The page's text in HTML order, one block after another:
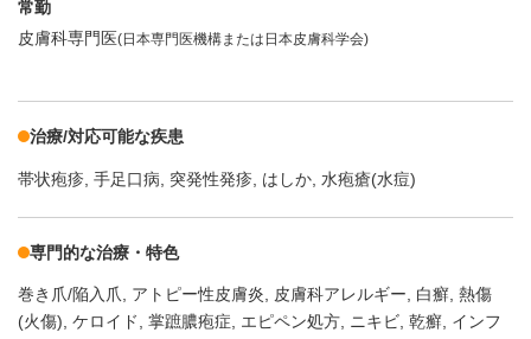
常勤
皮膚科専門医(日本専門医機構または日本皮膚科学会)
治療/対応可能な疾患
帯状疱疹 手足口病 突発性発疹 はしか 水疱瘡(水痘)
専門的な治療・特色
巻き爪/陥入爪 アトピー性皮膚炎 皮膚科アレルギー 白癬 熱傷
(火傷) ケロイド 掌蹠膿疱症 エピペン処方 ニキビ 乾癬 インフ